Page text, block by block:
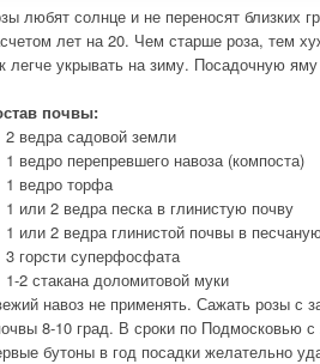
любят солнце и не переносят близких
лет на 20. Чем старше роза, тем
легче укрывать на зиму. Посадочную
почвы:
2 ведра садовой земли
1 ведро перепревшего навоза (компоста)
1 ведро торфа
1 или 2 ведра песка в глинистую почву
1 или 2 ведра глинистой почвы в
3 горсти суперфосфата
1-2 стакана доломитовой муки
навоз не применять. Сажать розы с
8-10 град. В сроки по Подмосковью
бутоны в год посадки желательно